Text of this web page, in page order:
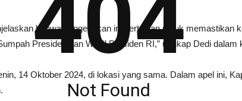
bahwa pengecekan ini bertujuan untuk memastikan
Presiden dan Wakil Presiden RI,” ungkap Dedi
14 Oktober 2024, di lokasi yang sama. Dalam apel ini,
404
Not Found